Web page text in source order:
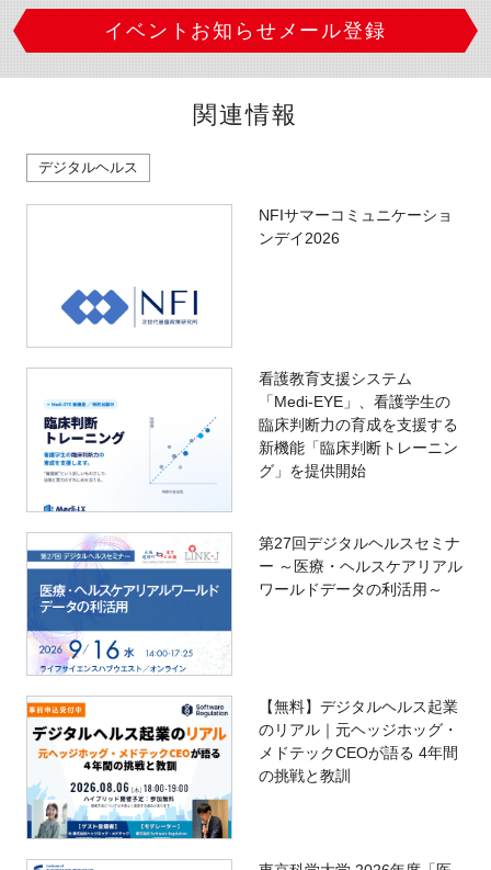
イベントお知らせメール登録
関連情報
デジタルヘルス
NFIサマーコミュニケーショ
ンデイ2026
看護教育支援システム
「Medi-EYE」、看護学生の
臨床判断力の育成を支援する
新機能「臨床判断トレーニン
グ」を提供開始
第27回デジタルヘルスセミナ
ー ～医療・ヘルスケアリアル
ワールドデータの利活用～
【無料】デジタルヘルス起業
のリアル｜元ヘッジホッグ・
メドテックCEOが語る 4年間
の挑戦と教訓